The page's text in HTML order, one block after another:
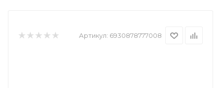
Артикул: 6930878777008